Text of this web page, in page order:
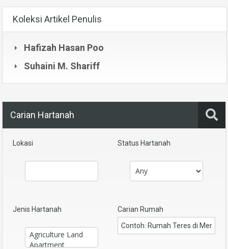
Koleksi Artikel Penulis
Hafizah Hasan Poo
Suhaini M. Shariff
Carian Hartanah
Lokasi Status Hartanah
Jenis Hartanah Carian Rumah